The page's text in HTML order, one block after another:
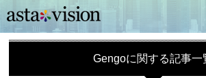
Gengoに関する記事一